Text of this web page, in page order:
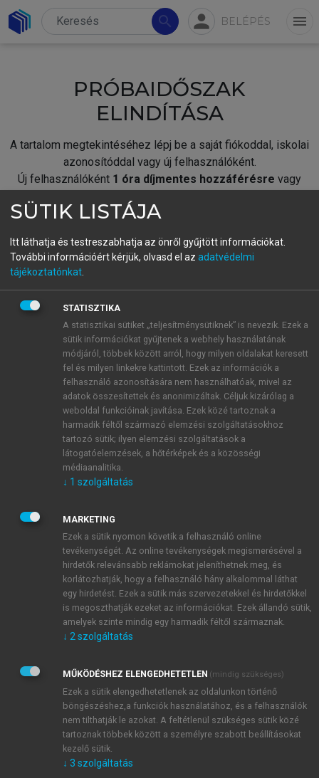
search person BELÉPÉS menu
PRÓBAIDŐSZAK
ELINDÍTÁSA
A tartalom megtekintéséhez lépj be a saját fiókoddal, iskolai
azonosítóddal vagy új felhasználóként.
Új felhasználóként 1 óra díjmentes hozzáférésre vagy
fiókoddal,vagy hozz létre új fiókot.
A regisztráció után apróbaidőszakautomatikusan
BELÉPÉS SAJÁT FIÓKKAL
ÚJ FIÓK LÉTREHOZÁSA
1 óra díjmentes hozzáférés
E-MAIL-CÍM
JELSZÓ
JELSZÓ ÚJRA
Kérek értesítést a MeRSZ újdonságairól, akcióiról.
Kérek értesítést az Akadémiai Kiadó Zrt. újdonságairól,
Adatkezelési tájékoztatóbanfoglaltakat tudomásul
veszem és elfogadom.
Általános vásárlási feltételeket, valamint a szotar.netés a
mersz.huoldalak licencszerződéseiben foglaltakat
tudomásul veszem és elfogadom.
KIPRÓBÁLOM
SÜTIK LISTÁJA
Itt láthatja és testreszabhatja az önről gyűjtött információkat.
További információért kérjük, olvasd el az adatvédelmi
tájékoztatónkat
STATISZTIKA
A statisztikai sütiket „teljesítménysütiknek” is nevezik. Ezek a
sütik információkat gyűjtenek a webhely használatának
módjáról, többek között arról, hogy milyen oldalakat keresett
fel és milyen linkekre kattintott. Ezek az információk a
felhasználó azonosítására nem használhatóak, mivel az
adatok összesítettek és anonimizáltak. Céljuk kizárólag a
weboldal funkcióinak javítása. Ezek közé tartoznak a
harmadik féltől származó elemzési szolgáltatásokhoz
tartozó sütik; ilyen elemzési szolgáltatások a
látogatóelemzések, a hőtérképek és a közösségi
médiaanalitika.
↓ 1 szolgáltatás
MARKETING
Ezek a sütik nyomon követik a felhasználó online
tevékenységét. Az online tevékenységek megismerésével a
hirdetők relevánsabb reklámokat jeleníthetnek meg, és
korlátozhatják, hogy a felhasználó hány alkalommal láthat
egy hirdetést. Ezek a sütik más szervezetekkel és hirdetőkkel
is megoszthatják ezeket az információkat. Ezek állandó sütik,
amelyek szinte mindig egy harmadik féltől származnak.
↓ 2 szolgáltatás
MŰKÖDÉSHEZ ELENGEDHETETLEN (mindig szükséges)
Ezek a sütik elengedhetetlenek az oldalunkon történő
böngészéshez,a funkciók használatához, és a felhasználók
nem tilthatják le azokat. A feltétlenül szükséges sütik közé
tartoznak többek között a személyre szabott beállításokat
kezelő sütik.
↓ 3 szolgáltatás